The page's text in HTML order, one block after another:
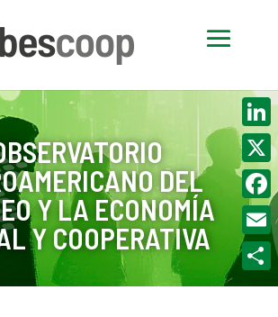
DEL
Y LA ECONOMÍA
Y COOPERATIVA
X
Email